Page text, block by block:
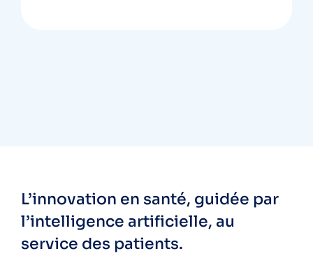
L’innovation en santé, guidée par
l’intelligence artificielle, au
service des patients.